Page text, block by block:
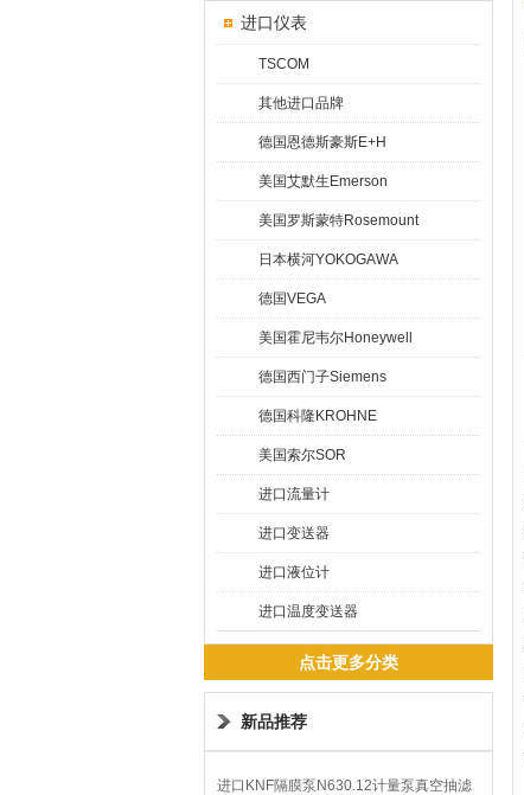
进口仪表
TSCOM
其他进口品牌
德国恩德斯豪斯E+H
美国艾默生Emerson
美国罗斯蒙特Rosemount
日本横河YOKOGAWA
德国VEGA
美国霍尼韦尔Honeywell
德国西门子Siemens
德国科隆KROHNE
美国索尔SOR
进口流量计
进口变送器
进口液位计
进口温度变送器
点击更多分类
新品推荐
进口KNF隔膜泵N630.12计量泵真空抽滤